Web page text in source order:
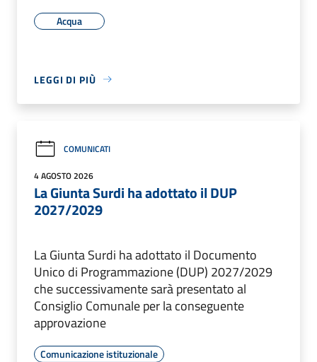
Acqua
LEGGI DI PIÙ
COMUNICATI
4 AGOSTO 2026
La Giunta Surdi ha adottato il DUP
2027/2029
La Giunta Surdi ha adottato il Documento
Unico di Programmazione (DUP) 2027/2029
che successivamente sarà presentato al
Consiglio Comunale per la conseguente
approvazione
Comunicazione istituzionale